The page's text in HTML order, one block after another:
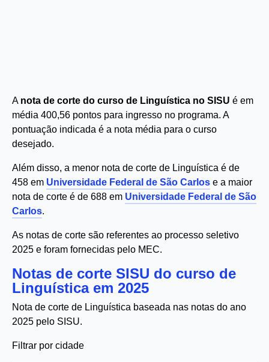
A nota de corte do curso de Linguística no SISU é em
média 400,56 pontos para ingresso no programa. A
pontuação indicada é a nota média para o curso
desejado.
Além disso, a menor nota de corte de Linguística é de
458 em Universidade Federal de São Carlos e a maior
nota de corte é de 688 em Universidade Federal de São
Carlos.
As notas de corte são referentes ao processo seletivo
2025 e foram fornecidas pelo MEC.
Notas de corte SISU do curso de
Linguística em 2025
Nota de corte de Linguística baseada nas notas do ano
2025 pelo SISU.
Filtrar por cidade